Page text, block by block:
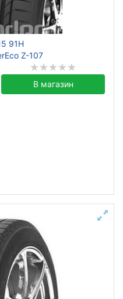
91H
Z-107
В магазин